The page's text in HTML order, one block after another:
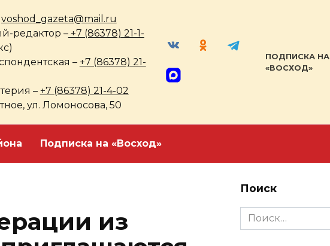
voshod_gazeta@mail.ru
редактор –+7 (86378) 21-1-
– +7 (86378) 21-
– +7 (86378) 21-4-02
ул. Ломоносова, 50
ПОДПИСКА НА
«ВОСХОД»
Подписка на «Восход»
из
Поиск
Search
for: